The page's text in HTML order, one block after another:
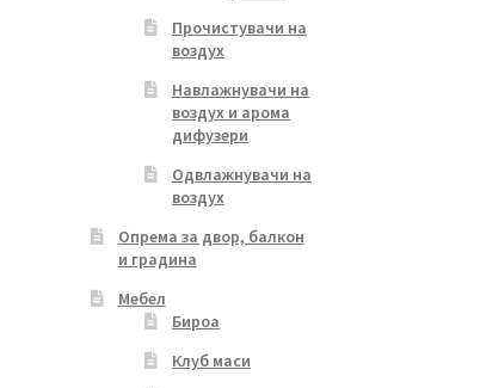
Прочистувачи на
воздух
Навлажнувачи на
воздух и арома
дифузери
Одвлажнувачи на
воздух
Опрема за двор, балкон
и градина
Мебел
Бироа
Клуб маси